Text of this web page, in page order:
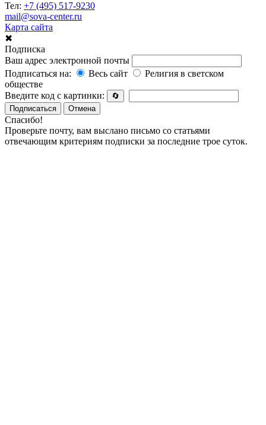
Тел: +7 (495) 517-9230
mail@sova-center.ru
Карта сайта
✖
Подписка
Ваш адрес электронной почты
Подписаться на:
Весь сайт
Религия в светском
обществе
Введите код с картинки:
🔄
Подписаться
Отмена
Спасибо!
Проверьте почту, вам выслано письмо со статьями
отвечающим критериям подписки за последние трое суток.